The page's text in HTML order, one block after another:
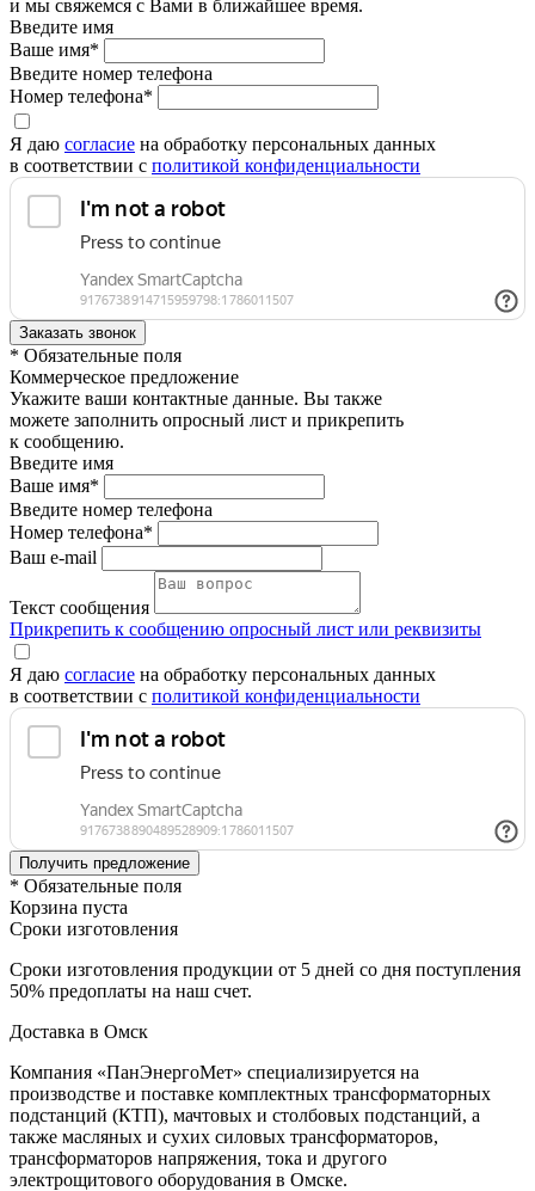
и мы свяжемся с Вами в ближайшее время.
Введите имя
Ваше имя*
Введите номер телефона
Номер телефона*
Я даю согласие на обработку персональных данных
в соответствии с политикой конфиденциальности
* Обязательные поля
Коммерческое предложение
Укажите ваши контактные данные. Вы также
можете заполнить опросный лист и прикрепить
к сообщению.
Введите имя
Ваше имя*
Введите номер телефона
Номер телефона*
Ваш e-mail
Текст сообщения
Прикрепить к сообщению опросный лист или реквизиты
Я даю согласие на обработку персональных данных
в соответствии с политикой конфиденциальности
* Обязательные поля
Корзина пуста
Сроки изготовления
Сроки изготовления продукции от 5 дней со дня поступления
50% предоплаты на наш счет.
Доставка в Омск
Компания «ПанЭнергоМет» специализируется на
производстве и поставке комплектных трансформаторных
подстанций (КТП), мачтовых и столбовых подстанций, а
также масляных и сухих силовых трансформаторов,
трансформаторов напряжения, тока и другого
электрощитового оборудования в Омске.